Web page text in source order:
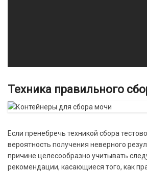
Техника правильного
Если пренебречь техникой сбора
вероятность получения неверного
причине целесообразно учитывать
рекомендации, касающиеся того, как